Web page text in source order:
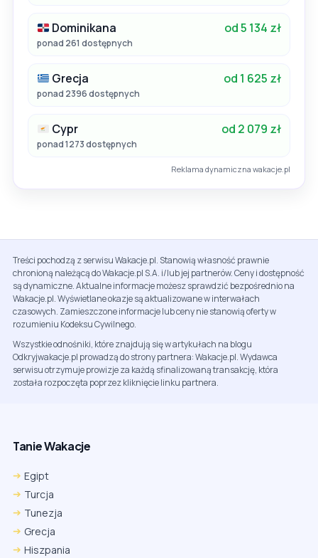
Dominikana od 5 134 zł
ponad 261 dostępnych
Grecja od 1 625 zł
ponad 2396 dostępnych
Cypr od 2 079 zł
ponad 1273 dostępnych
Reklama dynamiczna wakacje.pl
Treści pochodzą z serwisu Wakacje.pl. Stanowią własność prawnie
chronioną należącą do Wakacje.pl S.A. i/lub jej partnerów. Ceny i dostępność
są dynamiczne. Aktualne informacje możesz sprawdzić bezpośrednio na
Wakacje.pl. Wyświetlane okazje są aktualizowane w interwałach
czasowych. Zamieszczone informacje lub ceny nie stanowią oferty w
rozumieniu Kodeksu Cywilnego.
Wszystkie odnośniki, które znajdują się w artykułach na blogu
Odkryjwakacje.pl prowadzą do strony partnera: Wakacje.pl. Wydawca
serwisu otrzymuje prowizje za każdą sfinalizowaną transakcję, która
została rozpoczęta poprzez kliknięcie linku partnera.
Tanie Wakacje
Egipt
Turcja
Tunezja
Grecja
Hiszpania